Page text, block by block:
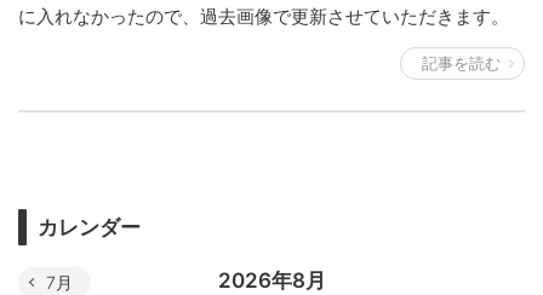
に入れなかったので、過去画像で更新させていただきます。
記事を読む
カレンダー
2026年8月
7月